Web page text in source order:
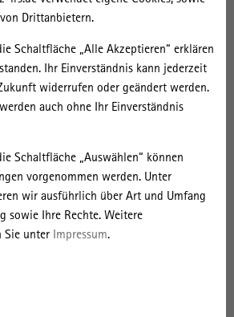
Drittanbietern.
Schaltfläche „Alle Akzeptieren“ erklären
Ihr Einverständnis kann jederzeit
widerrufen oder geändert werden.
auch ohne Ihr Einverständnis
Schaltfläche „Auswählen“ können
vorgenommen werden. Unter
wir ausführlich über Art und Umfang
sowie Ihre Rechte. Weitere
Sie unter Impressum.
Einblick in das alltägliche Leben in der DDR,
zerfallenden Altstädten oder auf dem
Schätze ins Archiv, zuletzt eine große
zum Palast der Republik, zu den
„Haus des Kindes“ der
Schneider und stehen vor Ort für
für Schulprojekte und die interessierte
Noch immer ist der allergrößte Teil
Sammlungen nicht